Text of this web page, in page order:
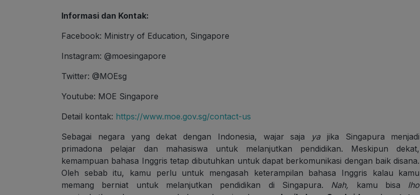
Informasi dan Kontak:
Facebook: Ministry of Education, Singapore
Instagram: @moesingapore
Twitter: @MOEsg
Youtube: MOE Singapore
Detail kontak: https://www.moe.gov.sg/contact-us
Sebagai negara yang dekat dengan Indonesia, wajar saja yajika Singapura menjadi
primadona pelajar dan mahasiswa untuk melanjutkan pendidikan. Meskipun dekat,
kemampuan bahasa Inggris tetap dibutuhkan untuk dapat berkomunikasi dengan baik disana.
Oleh sebab itu, kamu perlu untuk mengasah keterampilan bahasa Inggris kalau kamu
memang berniat untuk melanjutkan pendidikan di Singapura. Nah, kamu bisa lho